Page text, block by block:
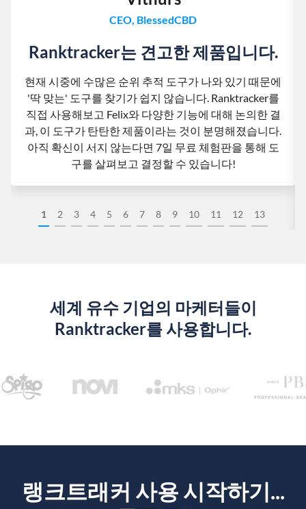
1 2 3 4 5 6 7 8 9 10 11 12 13
CEO, BlessedCBD
Ranktracker는 견고한 제품입니다.
현재 시중에 수많은 순위 추적 도구가 나와 있기 때문에
'딱 맞는' 도구를 찾기가 쉽지 않습니다. Ranktracker를
직접 사용해보고 Felix와 다양한 기능에 대해 논의한 결
과, 이 도구가 탄탄한 제품이라는 것이 분명해졌습니다.
아직 확신이 서지 않는다면 7일 무료 체험판을 통해 도
구를 살펴보고 결정할 수 있습니다!
세계 유수 기업의 마케터들이
Ranktracker를 사용합니다.
랭크트래커 사용 시작하기...